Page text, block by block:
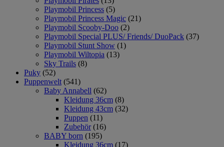
Playmobil Princess (5)
Playmobil Princess Magic (21)
Playmobil Scooby-Doo (2)
Playmobil Special PLUS/ Friends/ DuoPack (37)
Playmobil Stunt Show (1)
Playmobil Wiltopia (13)
Sky Trails (8)
Puky (52)
Puppenwelt (541)
Baby Annabell (62)
Kleidung 36cm (8)
Kleidung 43cm (32)
Puppen (11)
Zubehör (16)
BABY born (195)
Kleidung 36cm (17)